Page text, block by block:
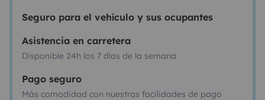
Seguro para el vehículo y sus ocupantes
Asistencia en carretera
Disponible 24h los 7 días de la semana
Pago seguro
Más comodidad con nuestras facilidades de pago